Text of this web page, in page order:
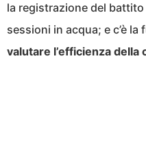
la registrazione del
sessioni in acqua; e c’è la
valutare l’efficienza della